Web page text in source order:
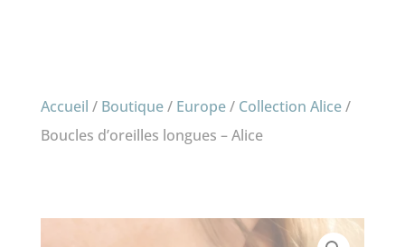
Accueil / Boutique/ Europe/ Collection Alice/
Boucles d’oreilles longues – Alice